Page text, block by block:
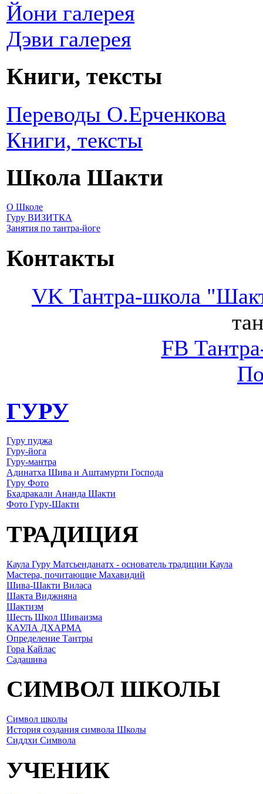
Йони галерея
Дэви галерея
Книги, тексты
Переводы О.Ерченкова
Книги, тексты
Школа Шакти
О Школе
Гуру ВИЗИТКА
Занятия по тантра-йоге
Контакты
VK Тантра-школа
FB
ГУРУ
Гуру пуджа
Гуру-йога
Гуру-мантра
Адинатха Шива и Аштамурти Господа
Гуру Фото
Бхадракали Ананда Шакти
Фото Гуру-Шакти
ТРАДИЦИЯ
Каула Гуру Матсьенданатх - основатель традиции Каула
Мастера, почитающие Махавидий
Шива-Шакти Виласа
Шакта Виджняна
Шактизм
Шесть Школ Шиваизма
КАУЛА ДХАРМА
Определение Тантры
Гора Кайлас
Садашива
СИМВОЛ ШКОЛЫ
Символ школы
История создания символа Школы
Сиддхи Символа
УЧЕНИК